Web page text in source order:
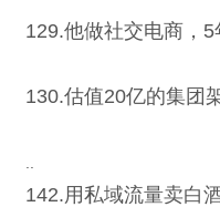
129.他做社交电商，
130.估值20亿的集团
142.用私域流量卖白